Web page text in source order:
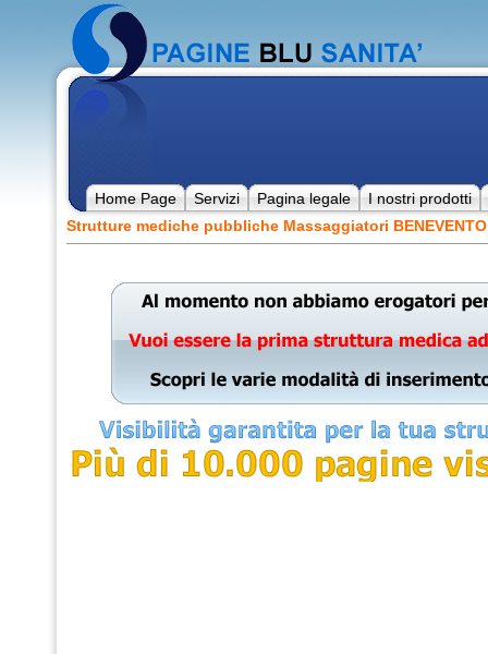
Home Page Servizi Pagina legale
I nostri prodotti
Strutture mediche pubbliche Massaggiatori